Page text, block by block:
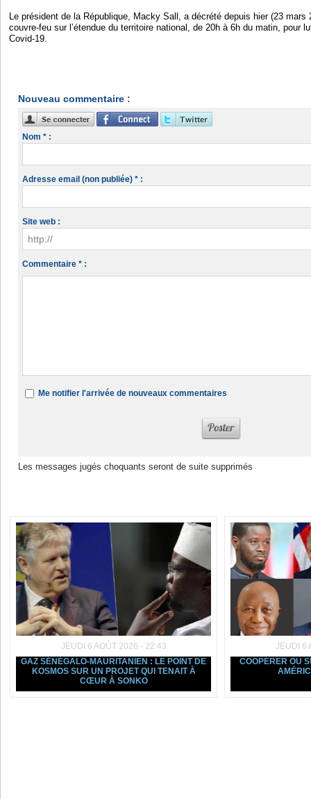
Le président de la République, Macky Sall, a décrété depuis hier (23 mars
couvre-feu sur l’étendue du territoire national, de 20h à 6h du matin, pour
Covid-19.
Nouveau commentaire :
Nom * :
Adresse email (non publiée) * :
Site web :
Commentaire * :
Me notifier l'arrivée de nouveaux commentaires
Les messages jugés choquants seront de suite supprimés
JEUDI 6 AOÛT 2026 - 22:43
GAZ SÉNÉGALO-MAURITANIEN : LE POINT DE
KOSMOS SUR UN PROJET QUI TENAIT À
CŒUR À SONKO
JEUDI 6
COOPÉRER OU